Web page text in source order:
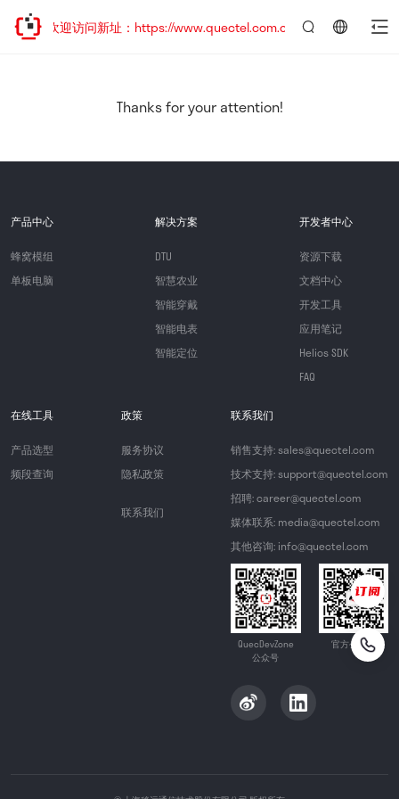
迁移，欢迎访问新址：https://www.quectel.com.cn
Thanks for your attention!
产品中心
蜂窝模组
单板电脑
解决方案
DTU
智慧农业
智能穿戴
智能电表
智能定位
开发者中心
资源下载
文档中心
开发工具
应用笔记
Helios SDK
FAQ
在线工具
产品选型
频段查询
政策
服务协议
隐私政策
联系我们
联系我们
销售支持: sales@quectel.com
技术支持: support@quectel.com
招聘: career@quectel.com
媒体联系: media@quectel.com
其他咨询: info@quectel.com
QuecDevZone
公众号
官方公众号